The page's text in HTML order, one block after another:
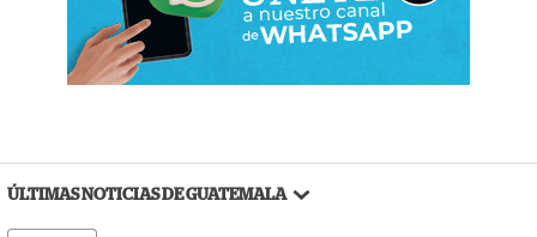
ÚLTIMAS NOTICIAS DE GUATEMALA